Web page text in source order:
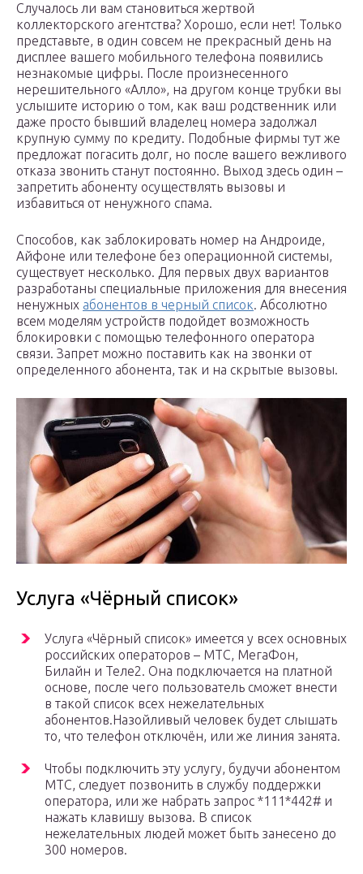
Случалось ли вам становиться жертвой
коллекторского агентства? Хорошо, если нет! Только
представьте, в один совсем не прекрасный день на
дисплее вашего мобильного телефона появились
незнакомые цифры. После произнесенного
нерешительного «Алло», на другом конце трубки вы
услышите историю о том, как ваш родственник или
даже просто бывший владелец номера задолжал
крупную сумму по кредиту. Подобные фирмы тут же
предложат погасить долг, но после вашего вежливого
отказа звонить станут постоянно. Выход здесь один –
запретить абоненту осуществлять вызовы и
избавиться от ненужного спама.
Способов, как заблокировать номер на Андроиде,
Айфоне или телефоне без операционной системы,
существует несколько. Для первых двух вариантов
разработаны специальные приложения для внесения
ненужных абонентов в черный список. Абсолютно
всем моделям устройств подойдет возможность
блокировки с помощью телефонного оператора
связи. Запрет можно поставить как на звонки от
определенного абонента, так и на скрытые вызовы.
Услуга «Чёрный список»
Услуга «Чёрный список» имеется у всех основных
российских операторов – МТС, МегаФон,
Билайн и Теле2. Она подключается на платной
основе, после чего пользователь сможет внести
в такой список всех нежелательных
абонентов.Назойливый человек будет слышать
то, что телефон отключён, или же линия занята.
Чтобы подключить эту услугу, будучи абонентом
МТС, следует позвонить в службу поддержки
оператора, или же набрать запрос *111*442# и
нажать клавишу вызова. В список
нежелательных людей может быть занесено до
300 номеров.